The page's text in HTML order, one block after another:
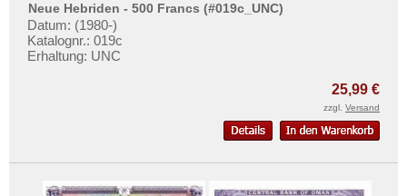
Neue Hebriden - 500 Francs (#019c_UNC)
Datum: (1980-)
Katalognr.: 019c
Erhaltung: UNC
25,99 €
zzgl. Versand